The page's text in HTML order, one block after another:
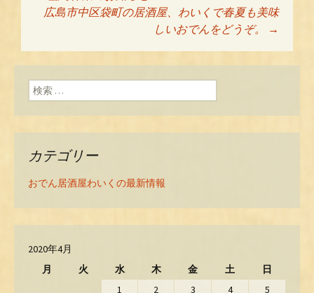
投稿ナビゲーショ
ン
広島市中区袋町の居酒屋、わいくで春夏も美味
しいおでんをどうぞ。
→
検索:
カテゴリー
おでん居酒屋わいくの最新情報
2020年4月
月
火 水 木 金 土 日
1 2 3 4
5